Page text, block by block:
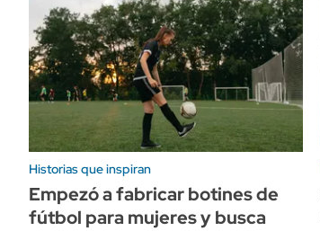
Historias que inspiran
Empezó a fabricar botines de
fútbol para mujeres y busca